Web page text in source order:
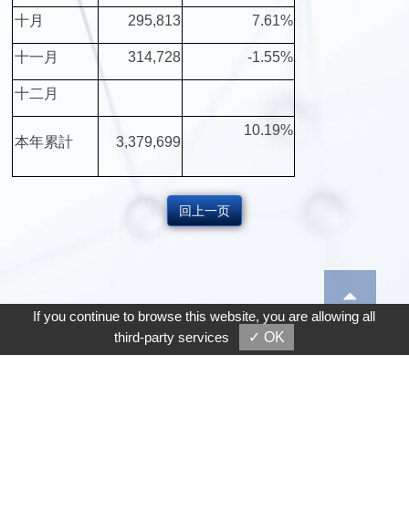
十月 295,813 7.61%
十一月 314,728 -1.55%
十二月
本年累計 3,379,699
10.19%
回上一页
If you continue to browse this website, you are allowing all
third-party services
✓ OK